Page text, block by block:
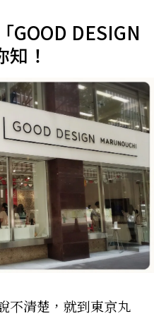
GOOD DESIGN
！
不清楚，就到東京丸